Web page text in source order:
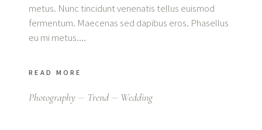
metus. Nunc tincidunt venenatis tellus euismod
fermentum. Maecenas sed dapibus eros. Phasellus
eu mi metus.
READ MORE
Photography Trend Wedding